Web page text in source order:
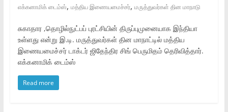
எக்கனாமிக் டைம்ஸ், மத்திய இணையமைச்சர், மருத்துவர்கள் தின மாநாடு
சுகாதார ,தொழில்நுட்பப் புரட்சியின் திருப்புமுனையாக இந்தியா
உள்ளது என்று இ.டி. மருத்துவர்கள் தின மாநாட்டில் மத்திய
இணையமைச்சர் டாக்டர் ஜிதேந்திர சிங் பெருமிதம் தெரிவித்தார்.
எக்கனாமிக் டைம்ஸ்
Read more